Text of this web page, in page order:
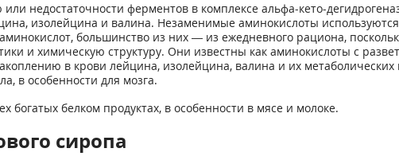
или недостаточности ферментов в комплексе альфа-кето-
изолейцина и валина. Незаменимые аминокислоты
большинство из них — из ежедневного рациона,
и химическую структуру. Они известны как аминокислоты с
в крови лейцина, изолейцина, валина и их метаболических
в особенности для мозга.
богатых белком продуктах, в особенности в мясе и молоке.
сиропа